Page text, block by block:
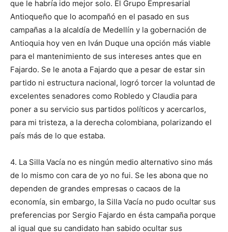
que le habría ido mejor solo. El Grupo Empresarial
Antioqueño que lo acompañó en el pasado en sus
campañas a la alcaldía de Medellín y la gobernación de
Antioquia hoy ven en Iván Duque una opción más viable
para el mantenimiento de sus intereses antes que en
Fajardo. Se le anota a Fajardo que a pesar de estar sin
partido ni estructura nacional, logró torcer la voluntad de
excelentes senadores como Robledo y Claudia para
poner a su servicio sus partidos políticos y acercarlos,
para mi tristeza, a la derecha colombiana, polarizando el
país más de lo que estaba.
4. La Silla Vacía no es ningún medio alternativo sino más
de lo mismo con cara de yo no fui. Se les abona que no
dependen de grandes empresas o cacaos de la
economía, sin embargo, la Silla Vacía no pudo ocultar sus
preferencias por Sergio Fajardo en ésta campaña porque
al igual que su candidato han sabido ocultar sus